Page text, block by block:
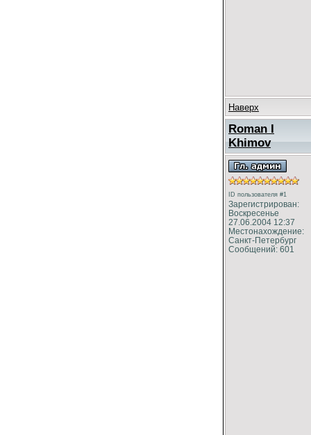
Наверх
Roman I
Khimov
ID пользователя #1
Зарегистрирован:
Воскресенье
27.06.2004 12:37
Местонахождение:
Санкт-Петербург
Сообщений: 601